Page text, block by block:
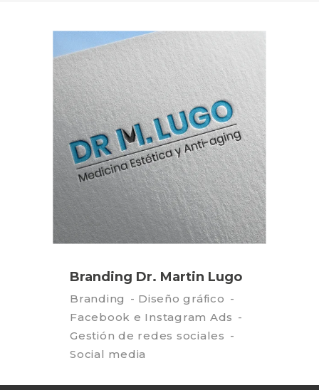
Branding Dr. Martin Lugo
Branding
Diseño gráfico
Facebook e Instagram Ads
Gestión de redes sociales
Social media